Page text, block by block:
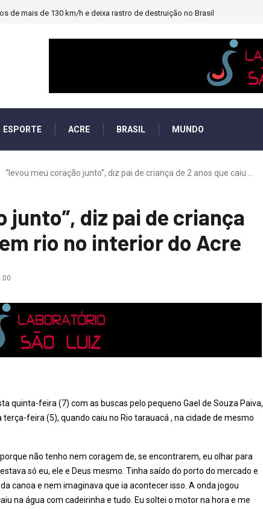
de mais de 130 km/h e deixa rastro de destruição no Brasil
ESPORTE ACRE BRASIL MUNDO
“levou meu coração junto”, diz pai de criança de 2 anos que caiu ...
junto”, diz pai de criança
rio no interior do Acre
quinta-feira (7) com as buscas pelo pequeno Gael de Souza Paiva,
feira (5), quando caiu no Rio tarauacá , na cidade de mesmo
não tenho nem coragem de, se encontrarem, eu olhar para
só eu, ele e Deus mesmo. Tinha saído do porto do mercado e
canoa e nem imaginava que ia acontecer isso. A onda jogou
na água com cadeirinha e tudo. Eu soltei o motor na hora e me